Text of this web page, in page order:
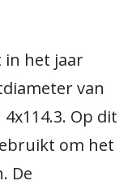
in het jaar
van
Op dit
om het
De